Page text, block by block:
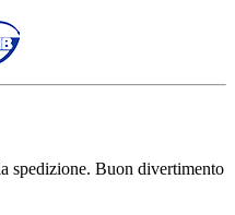
spedizione. Buon divertimento